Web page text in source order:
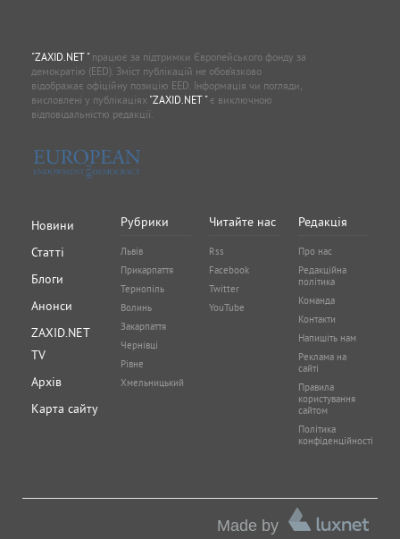
"ZAXID.NET "працює за підтримки Європейського фонду за
демократію (EED). Зміст публікацій не обов’язково
відображає офіційну позицію EED. Інформація чи погляди,
висловлені у публікаціях "ZAXID.NET "є виключною
відповідальністю редакції.
Новини
Статті
Блоги
Анонси
ZAXID.NET
TV
Архів
Карта сайту
Рубрики
Львів
Прикарпаття
Тернопіль
Волинь
Закарпаття
Чернівці
Рівне
Хмельницький
Читайте нас
Rss
Facebook
Twitter
YouTube
Редакція
Про нас
Редакційна
політика
Команда
Контакти
Напишіть нам
Реклама на
сайті
Правила
користування
сайтом
Політика
конфіденційності
Made by